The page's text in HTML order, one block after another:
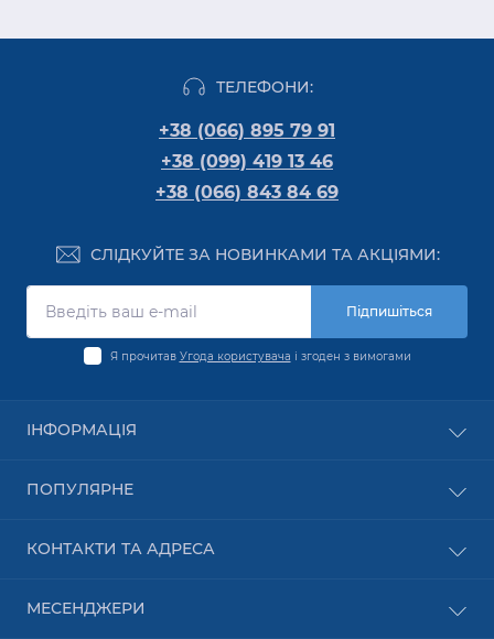
ТЕЛЕФОНИ:
+38 (066) 895 79 91
+38 (099) 419 13 46
+38 (066) 843 84 69
СЛІДКУЙТЕ ЗА НОВИНКАМИ ТА АКЦІЯМИ:
Підпишіться
Я прочитав Угода користувача і згоден з вимогами
ІНФОРМАЦІЯ
Про компанію
Угода користувача
Зворотній зв’язок
ПОПУЛЯРНЕ
Бездротове обладнання
Відеоспостереження
КОНТАКТИ ТА АДРЕСА
пр. Аерокосмічний 2 (пр. Гагаріна 2)
МЕСЕНДЖЕРИ